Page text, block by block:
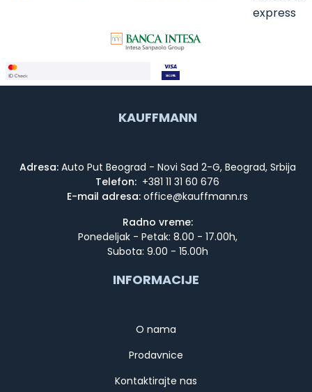
KAUFFMANN
Adresa:Auto Put Beograd - Novi Sad 2-G, Beograd, Srbija
Telefon: +381 11 31 60 676
E-mail adresa:
Radno vreme:
Ponedeljak - Petak: 8.00 - 17.00h,
Subota: 9.00 - 15.00h
INFORMACIJE
O nama
Prodavnice
Kontaktirajte nas